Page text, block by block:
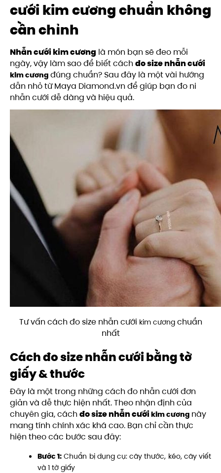
cưới kim cương chuẩn không
cần chỉnh
Nhẫn cưới kim cương là món bạn sẽ đeo mỗi
ngày, vậy làm sao để biết cáchđo size nhẫn cưới
kim cương đúng chuẩn? Sau đây là một vài hướng
dẫn nhỏ từ Maya Diamond.vn để giúp bạn đo ni
nhẫn cưới dễ dàng và hiệu quả.
Tư vấn cách đo size nhẫn cưới kim cương chuẩn
nhất
Cách đo size nhẫn cưới bằng tờ
giấy & thước
Đây là một trong những cách đo nhẫn cưới đơn
giản và dễ thực hiện nhất. Theo nhận định của
chuyên gia, cáchđo size nhẫn cướikim cương này
mang tính chính xác khá cao. Bạn chỉ cần thực
hiện theo các bước sau đây:
Bước 1: Chuẩn bị dụng cụ: cây thước, kéo, cây viết
và 1 tờ giấy